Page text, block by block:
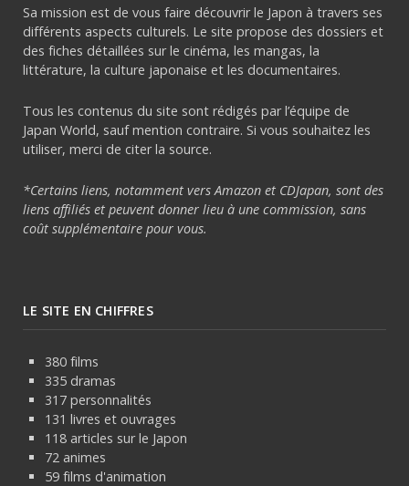
Sa mission est de vous faire découvrir le Japon à travers ses
différents aspects culturels. Le site propose des dossiers et
des fiches détaillées sur le cinéma, les mangas, la
littérature, la culture japonaise et les documentaires.
Tous les contenus du site sont rédigés par l’équipe de
Japan World, sauf mention contraire. Si vous souhaitez les
utiliser, merci de citer la source.
*Certains liens, notamment vers Amazon et CDJapan, sont des
liens affiliés et peuvent donner lieu à une commission, sans
coût supplémentaire pour vous.
LE SITE EN CHIFFRES
380 films
335 dramas
317 personnalités
131 livres et ouvrages
118 articles sur le Japon
72 animes
59 films d'animation